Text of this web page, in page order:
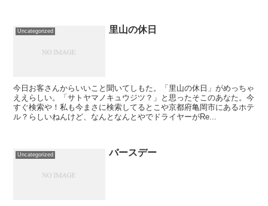
Uncategorized 里山の休日
今日お客さんからいいこと聞いてしもた。「里山の休日」がめっちゃ
ええらしい。「サトヤマノキュウジツ？」と思ったそこのあなた。今
すぐ検索や！私も今まさに検索してるとこや京都府亀岡市にあるホテ
ル？らしいねんけど、なんとなんとやでドライヤーがRe...
Uncategorized バースデー